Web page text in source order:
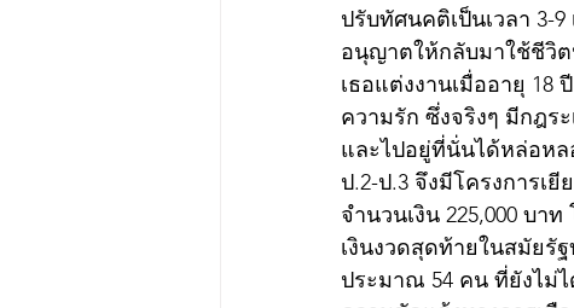
ปรับทัศนคติเป็นเวลา 3-
อนุญาตให้กลับมาใช้ชีวิ
เธอแต่งงานเมื่ออายุ 18
ความรัก ซึ่งจริงๆ มีกฎ
และไปอยู่ที่นั่นได้หล่อห
ป.2-ป.3 จึงมีโครงการเ
จำนวนเงิน 225,000 บ
เงินงวดสุดท้ายในสมัยรั
ประมาณ 54 คน ที่ยังไม่